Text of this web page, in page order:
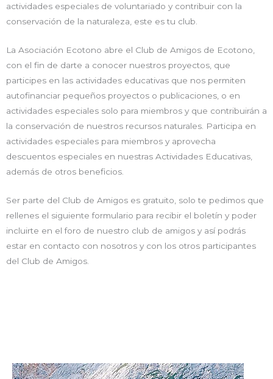
actividades especiales de voluntariado y contribuir con la
conservación de la naturaleza, este es tu club.
La Asociación Ecotono abre el Club de Amigos de Ecotono,
con el fin de darte a conocer nuestros proyectos, que
participes en las actividades educativas que nos permiten
autofinanciar pequeños proyectos o publicaciones, o en
actividades especiales solo para miembros y que contribuirán a
la conservación de nuestros recursos naturales. Participa en
actividades especiales para miembros y aprovecha
descuentos especiales en nuestras Actividades Educativas,
además de otros beneficios.
Ser parte del Club de Amigos es gratuito, solo te pedimos que
rellenes el siguiente formulario para recibir el boletín y poder
incluirte en el foro de nuestro club de amigos y así podrás
estar en contacto con nosotros y con los otros participantes
del Club de Amigos.